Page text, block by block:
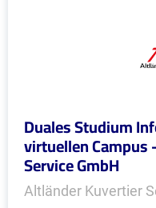
Duales Studium
virtuellen
Service GmbH
Altländer Kuvertier